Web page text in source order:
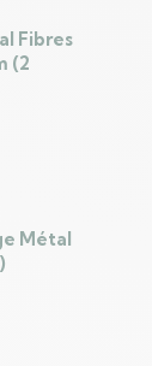
Fibres
(2
Métal